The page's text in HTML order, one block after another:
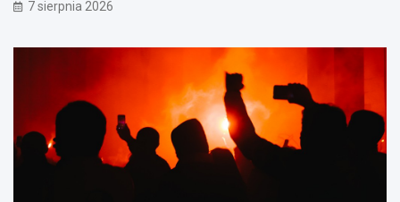
7 sierpnia 2026